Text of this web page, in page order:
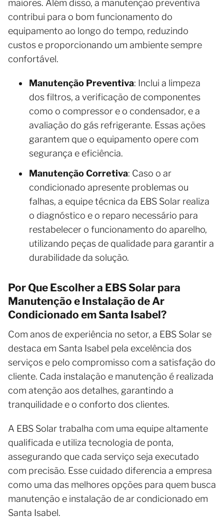
maiores. Além disso, a manutenção preventiva
contribui para o bom funcionamento do
equipamento ao longo do tempo, reduzindo
custos e proporcionando um ambiente sempre
confortável.
Manutenção Preventiva: Inclui a limpeza
dos filtros, a verificação de componentes
como o compressor e o condensador, e a
avaliação do gás refrigerante. Essas ações
garantem que o equipamento opere com
segurança e eficiência.
Manutenção Corretiva: Caso o ar
condicionado apresente problemas ou
falhas, a equipe técnica da EBS Solar realiza
o diagnóstico e o reparo necessário para
restabelecer o funcionamento do aparelho,
utilizando peças de qualidade para garantir a
durabilidade da solução.
Por Que Escolher a EBS Solar para
Manutenção e Instalação de Ar
Condicionado em Santa Isabel?
Com anos de experiência no setor, a EBS Solar se
destaca em Santa Isabel pela excelência dos
serviços e pelo compromisso com a satisfação do
cliente. Cada instalação e manutenção é realizada
com atenção aos detalhes, garantindo a
tranquilidade e o conforto dos clientes.
A EBS Solar trabalha com uma equipe altamente
qualificada e utiliza tecnologia de ponta,
assegurando que cada serviço seja executado
com precisão. Esse cuidado diferencia a empresa
como uma das melhores opções para quem busca
manutenção e instalação de ar condicionado em
Santa Isabel.